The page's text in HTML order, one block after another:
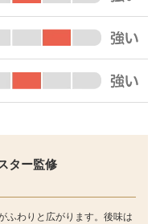
ター監修
ふわりと広がります。後味は